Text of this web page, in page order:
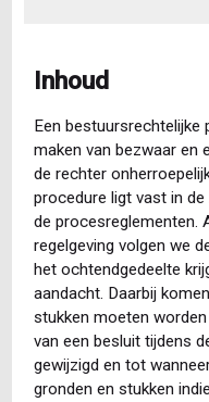
Inhoud
Een bestuursrechtelijke
maken van bezwaar en
de rechter
procedure ligt vast in
de procesreglementen.
regelgeving volgen we
het ochtendgedeelte
aandacht. Daarbij
stukken moeten
van een besluit tijdens
gewijzigd en tot
gronden en stukken